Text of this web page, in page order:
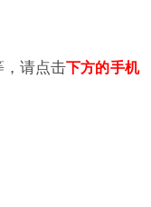
，请点击下方的手机